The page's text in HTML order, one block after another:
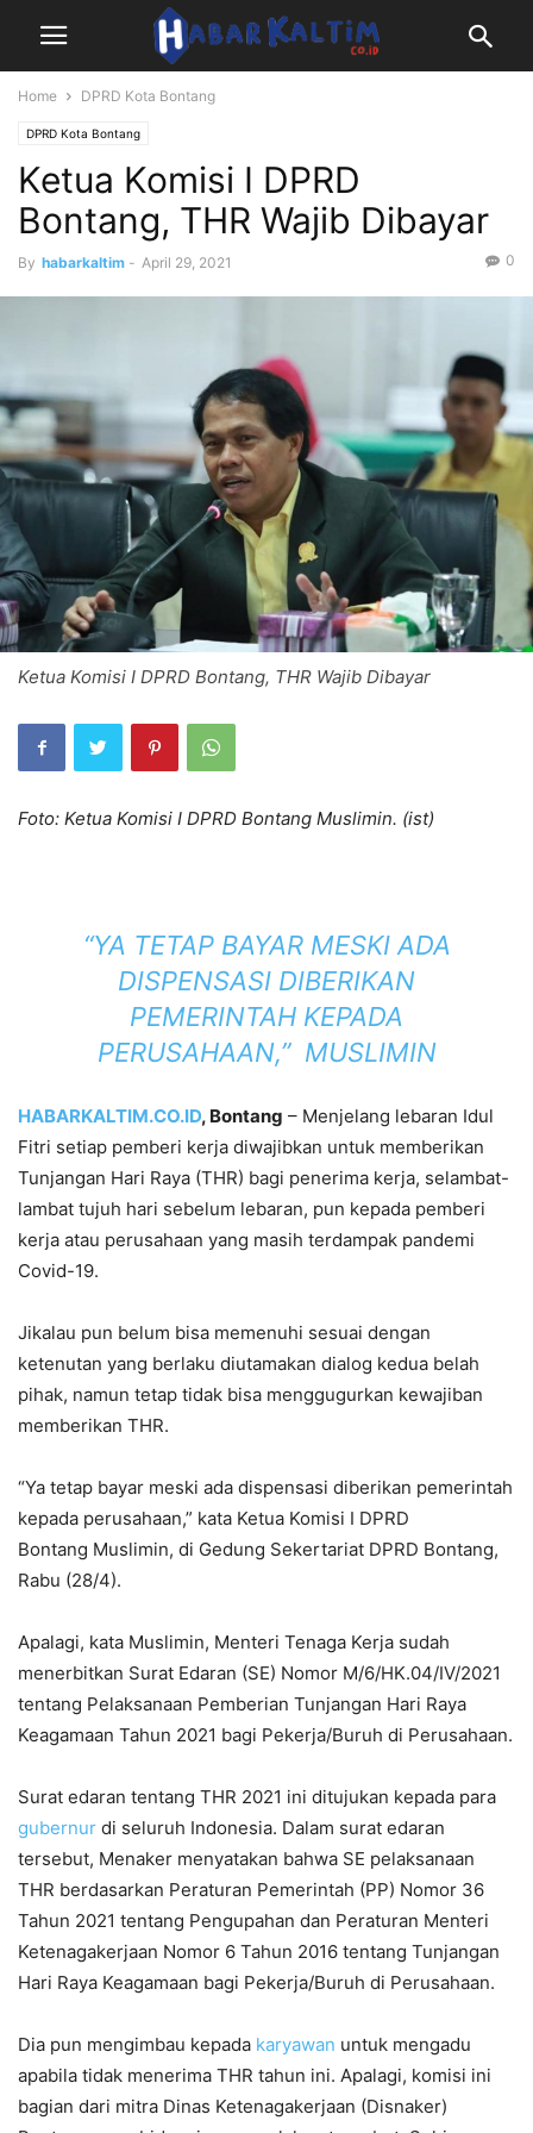
Home DPRD Kota Bontang
DPRD Kota Bontang
Ketua Komisi I DPRD
Bontang, THR Wajib Dibayar
By habarkaltim - April 29, 2021 0
Ketua Komisi I DPRD Bontang, THR Wajib Dibayar
Foto: Ketua Komisi I DPRD Bontang Muslimin. (ist)
“YA TETAP BAYAR MESKI ADA
DISPENSASI DIBERIKAN
PEMERINTAH KEPADA
PERUSAHAAN,” MUSLIMIN
HABARKALTIM.CO.ID, Bontang – Menjelang lebaran Idul
Fitri setiap pemberi kerja diwajibkan untuk memberikan
Tunjangan Hari Raya (THR) bagi penerima kerja, selambat-
lambat tujuh hari sebelum lebaran, pun kepada pemberi
kerja atau perusahaan yang masih terdampak pandemi
Covid-19.
Jikalau pun belum bisa memenuhi sesuai dengan
ketenutan yang berlaku diutamakan dialog kedua belah
pihak, namun tetap tidak bisa menggugurkan kewajiban
memberikan THR.
“Ya tetap bayar meski ada dispensasi diberikan pemerintah
kepada perusahaan,” kata Ketua Komisi I DPRD
Bontang Muslimin, di Gedung Sekertariat DPRD Bontang,
Rabu (28/4).
Apalagi, kata Muslimin, Menteri Tenaga Kerja sudah
menerbitkan Surat Edaran (SE) Nomor M/6/HK.04/IV/2021
tentang Pelaksanaan Pemberian Tunjangan Hari Raya
Keagamaan Tahun 2021 bagi Pekerja/Buruh di Perusahaan.
Surat edaran tentang THR 2021 ini ditujukan kepada para
gubernur di seluruh Indonesia. Dalam surat edaran
tersebut, Menaker menyatakan bahwa SE pelaksanaan
THR berdasarkan Peraturan Pemerintah (PP) Nomor 36
Tahun 2021 tentang Pengupahan dan Peraturan Menteri
Ketenagakerjaan Nomor 6 Tahun 2016 tentang Tunjangan
Hari Raya Keagamaan bagi Pekerja/Buruh di Perusahaan.
Dia pun mengimbau kepada karyawan untuk mengadu
apabila tidak menerima THR tahun ini. Apalagi, komisi ini
bagian dari mitra Dinas Ketenagakerjaan (Disnaker)